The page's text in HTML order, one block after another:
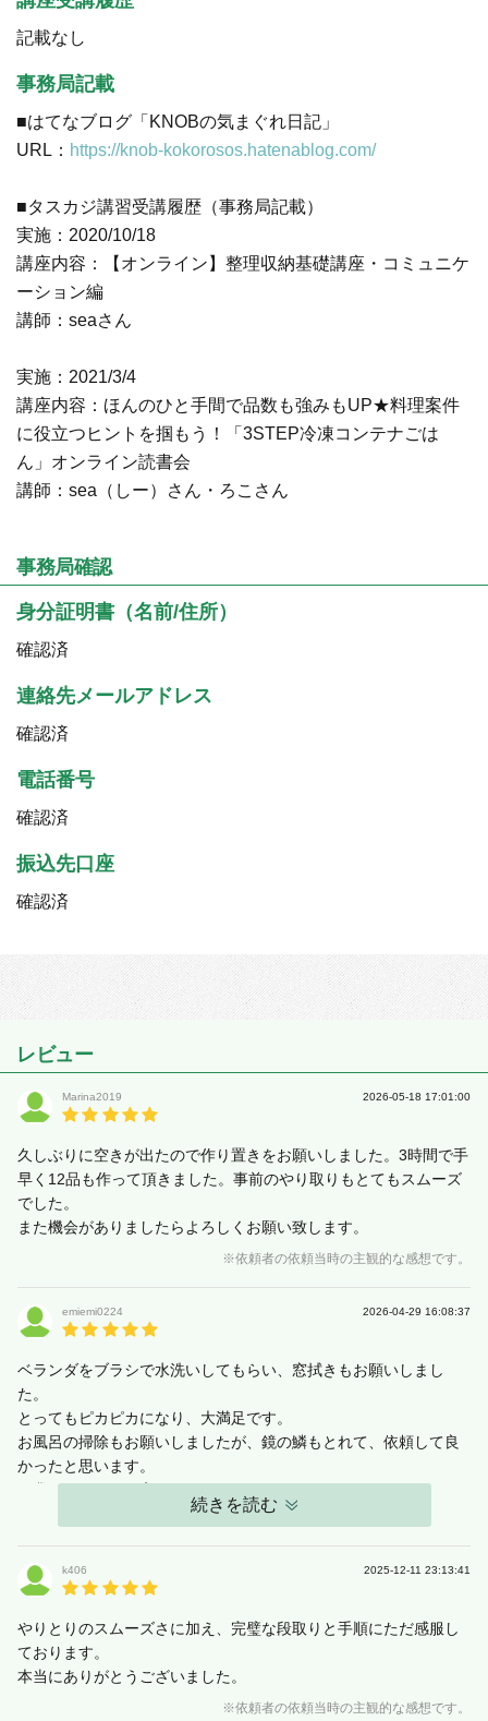
記載なし
事務局記載
■はてなブログ「KNOBの気まぐれ日記」
URL： https://knob-kokorosos.hatenablog.com/
■タスカジ講習受講履歴（事務局記載）
実施：2020/10/18
講座内容：【オンライン】整理収納基礎講座・コミュニケ
ーション編
講師：seaさん
実施：2021/3/4
講座内容：ほんのひと手間で品数も強みもUP★料理案件
に役立つヒントを掴もう！「3STEP冷凍コンテナごは
ん」オンライン読書会
講師：sea（しー）さん・ろこさん
事務局確認
身分証明書（名前/住所）
確認済
連絡先メールアドレス
確認済
電話番号
確認済
振込先口座
確認済
レビュー
Marina2019 2026-05-18 17:01:00
久しぶりに空きが出たので作り置きをお願いしました。3時間で手
早く12品も作って頂きました。事前のやり取りもとてもスムーズ
でした。
また機会がありましたらよろしくお願い致します。
※依頼者の依頼当時の主観的な感想です。
emiemi0224 2026-04-29 16:08:37
ベランダをブラシで水洗いしてもらい、窓拭きもお願いしまし
た。
とってもピカピカになり、大満足です。
お風呂の掃除もお願いしましたが、鏡の鱗もとれて、依頼して良
かったと思います。
作業は、早くて丁寧です。
次回は、お掃除とお料理をお願いする予定です。
続きを読む
k406 2025-12-11 23:13:41
やりとりのスムーズさに加え、完璧な段取りと手順にただ感服し
ております。
本当にありがとうございました。
※依頼者の依頼当時の主観的な感想です。